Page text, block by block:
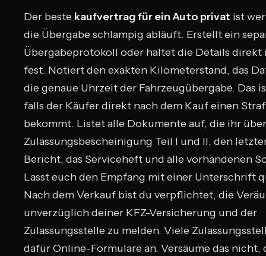
Der beste kaufvertrag für ein Auto privat ist
die Übergabe schlampig abläuft. Erstellt ein
Übergabeprotokoll oder haltet die Details direkt
fest. Notiert den exakten Kilometerstand, das
die genaue Uhrzeit der Fahrzeugübergabe. Das
falls der Käufer direkt nach dem Kauf einen
bekommt. Listet alle Dokumente auf, die ihr
Zulassungsbescheinigung Teil I und II, den
Bericht, das Serviceheft und alle vorhandenen
Lasst euch den Empfang mit einer Unterschrift
Nach dem Verkauf bist du verpflichtet, die
unverzüglich deiner KFZ-Versicherung und der
Zulassungsstelle zu melden. Viele
dafür Online-Formulare an. Versäume das nicht,